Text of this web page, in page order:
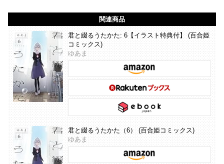
関連商品
君と綴るうたかた: 6【イラスト特典付】 (百合姫
コミックス)
ゆあま
君と綴るうたかた（6） (百合姫コミックス)
ゆあま